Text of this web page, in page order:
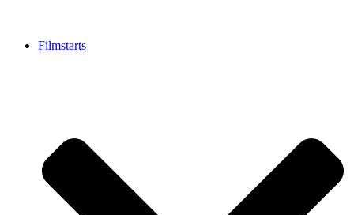
Filmstarts